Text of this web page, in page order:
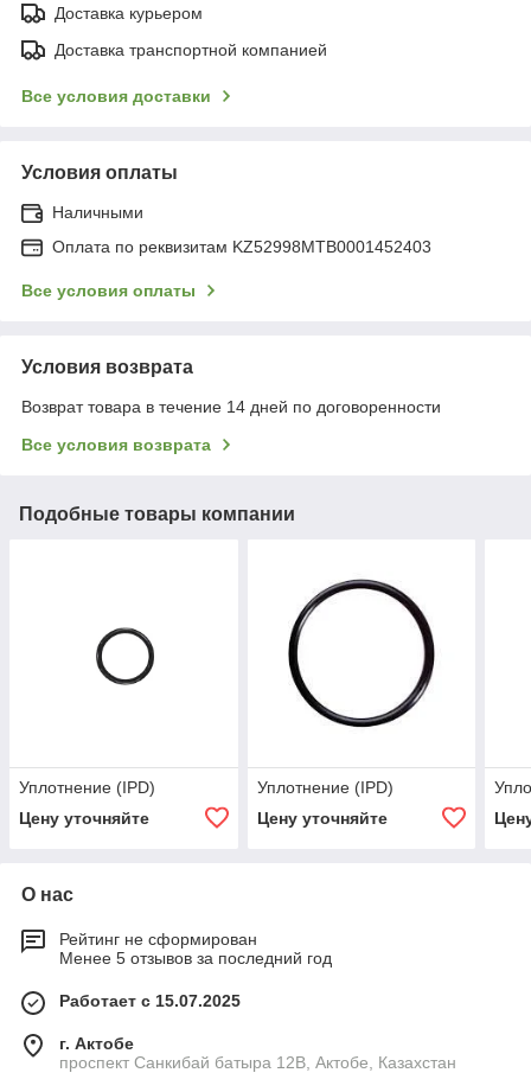
Доставка курьером
Доставка транспортной компанией
Все условия доставки
Условия оплаты
Наличными
Оплата по реквизитам KZ52998MTB0001452403
Все условия оплаты
Условия возврата
Возврат товара в течение 14 дней по договоренности
Все условия возврата
Подобные товары компании
Уплотнение (IPD)
Цену уточняйте
Уплотнение (IPD)
Цену уточняйте
О нас
Рейтинг не сформирован
Менее 5 отзывов за последний год
Работает с 15.07.2025
г. Актобе
проспект Санкибай батыра 12В, Актобе, Казахстан